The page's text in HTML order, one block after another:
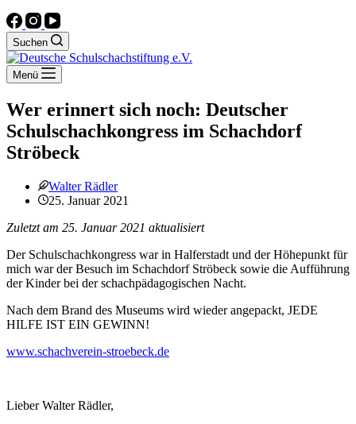
Suchen
Menü
Wer erinnert sich noch: Deutscher
Schulschachkongress im Schachdorf
Ströbeck
Walter Rädler
25. Januar 2021
Zuletzt am 25. Januar 2021 aktualisiert
Der Schulschachkongress war in Halferstadt und der Höhepunkt für
mich war der Besuch im Schachdorf Ströbeck sowie die Aufführung
der Kinder bei der schachpädagogischen Nacht.
Nach dem Brand des Museums wird wieder angepackt, JEDE
HILFE IST EIN GEWINN!
www.schachverein-stroebeck.de
Lieber Walter Rädler,